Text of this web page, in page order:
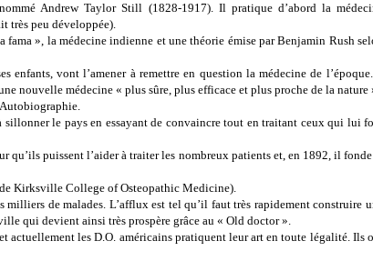
Andrew Taylor Still (1828-1917). Il pratique d’abord la
très peu développée).
fama », la médecine indienne et une théorie émise par Benjamin Rush
enfants, vont l’amener à remettre en question la médecine de
nouvelle médecine « plus sûre, plus efficace et plus proche de la nature
le pays en essayant de convaincre tout en traitant ceux qui lui
puissent l’aider à traiter les nombreux patients et, en 1892, il
Kirksville College of Osteopathic Medicine).
de malades. L’afflux est tel qu’il faut très rapidement construire
qui devient ainsi très prospère grâce au « Old doctor ».
actuellement les D.O. américains pratiquent leur art en toute légalité. Ils